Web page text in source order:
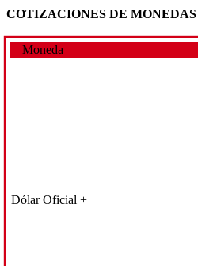
COTIZACIONES DE MONEDAS
Moneda
Dólar Oficial +